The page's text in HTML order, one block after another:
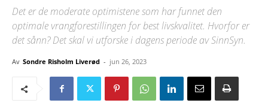
Det er de moderate optimistene som har funnet den
optimale vrangforestillingen for best livskvalitet. Hvorfor er
det sånn? Det skal vi utforske i dagens periode av SinnSyn.
Av Sondre Risholm Liverød - jun 26, 2023